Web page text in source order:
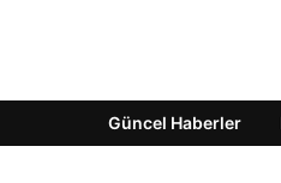
Güncel Haberler